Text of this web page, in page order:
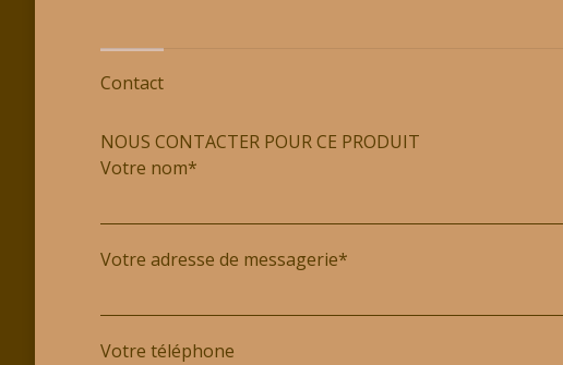
Contact
NOUS CONTACTER POUR CE PRODUIT
Votre nom*
Votre adresse de messagerie*
Votre téléphone